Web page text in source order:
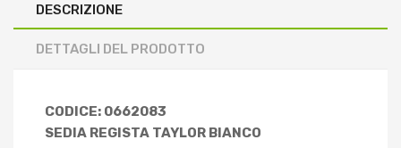
DESCRIZIONE
DETTAGLI DEL PRODOTTO
CODICE: 0662083
SEDIA REGISTA TAYLOR BIANCO